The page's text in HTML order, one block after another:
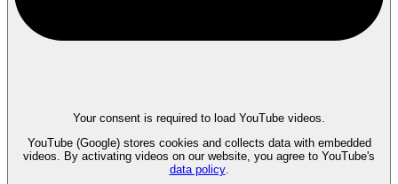
Your consent is required to load YouTube videos.
YouTube (Google) stores cookies and collects data with embedded
videos. By activating videos on our website, you agree to YouTube's
data policy.